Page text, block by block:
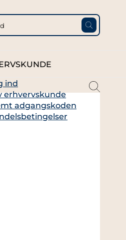
ind
erhvervskunde
adgangskoden